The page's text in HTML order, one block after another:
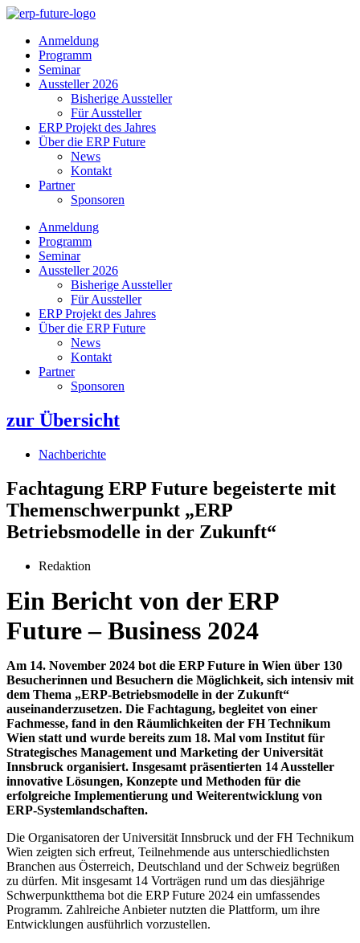
Skip
contentAnmeldung
Programm
Seminar
Aussteller 2026
Bisherige Aussteller
Für Aussteller
ERP Projekt des Jahres
Über die ERP Future
News
Kontakt
Partner
Sponsoren
Anmeldung
Programm
Seminar
Aussteller 2026
Bisherige Aussteller
Für Aussteller
ERP Projekt des Jahres
Über die ERP Future
News
Kontakt
Partner
Sponsoren
zur Übersicht
Nachberichte
Fachtagung ERP Future begeisterte mit
Themenschwerpunkt „ERP
Betriebsmodelle in der Zukunft“
Redaktion
Ein Bericht von der ERP
Future – Business 2024
Am 14. November 2024 bot die ERP Future in Wien über 130
Besucherinnen und Besuchern die Möglichkeit, sich intensiv mit
dem Thema „ERP-Betriebsmodelle in der Zukunft“
auseinanderzusetzen. Die Fachtagung, begleitet von einer
Fachmesse, fand in den Räumlichkeiten der FH Technikum
Wien statt und wurde bereits zum 18. Mal vom Institut für
Strategisches Management und Marketing der Universität
Innsbruck organisiert. Insgesamt präsentierten 14 Aussteller
innovative Lösungen, Konzepte und Methoden für die
erfolgreiche Implementierung und Weiterentwicklung von
ERP-Systemlandschaften.
Die Organisatoren der Universität Innsbruck und der FH Technikum
Wien zeigten sich erfreut, Teilnehmende aus unterschiedlichsten
Branchen aus Österreich, Deutschland und der Schweiz begrüßen
zu dürfen. Mit insgesamt 14 Vorträgen rund um das diesjährige
Schwerpunktthema bot die ERP Future 2024 ein umfassendes
Programm. Zahlreiche Anbieter nutzten die Plattform, um ihre
Entwicklungen ausführlich vorzustellen.